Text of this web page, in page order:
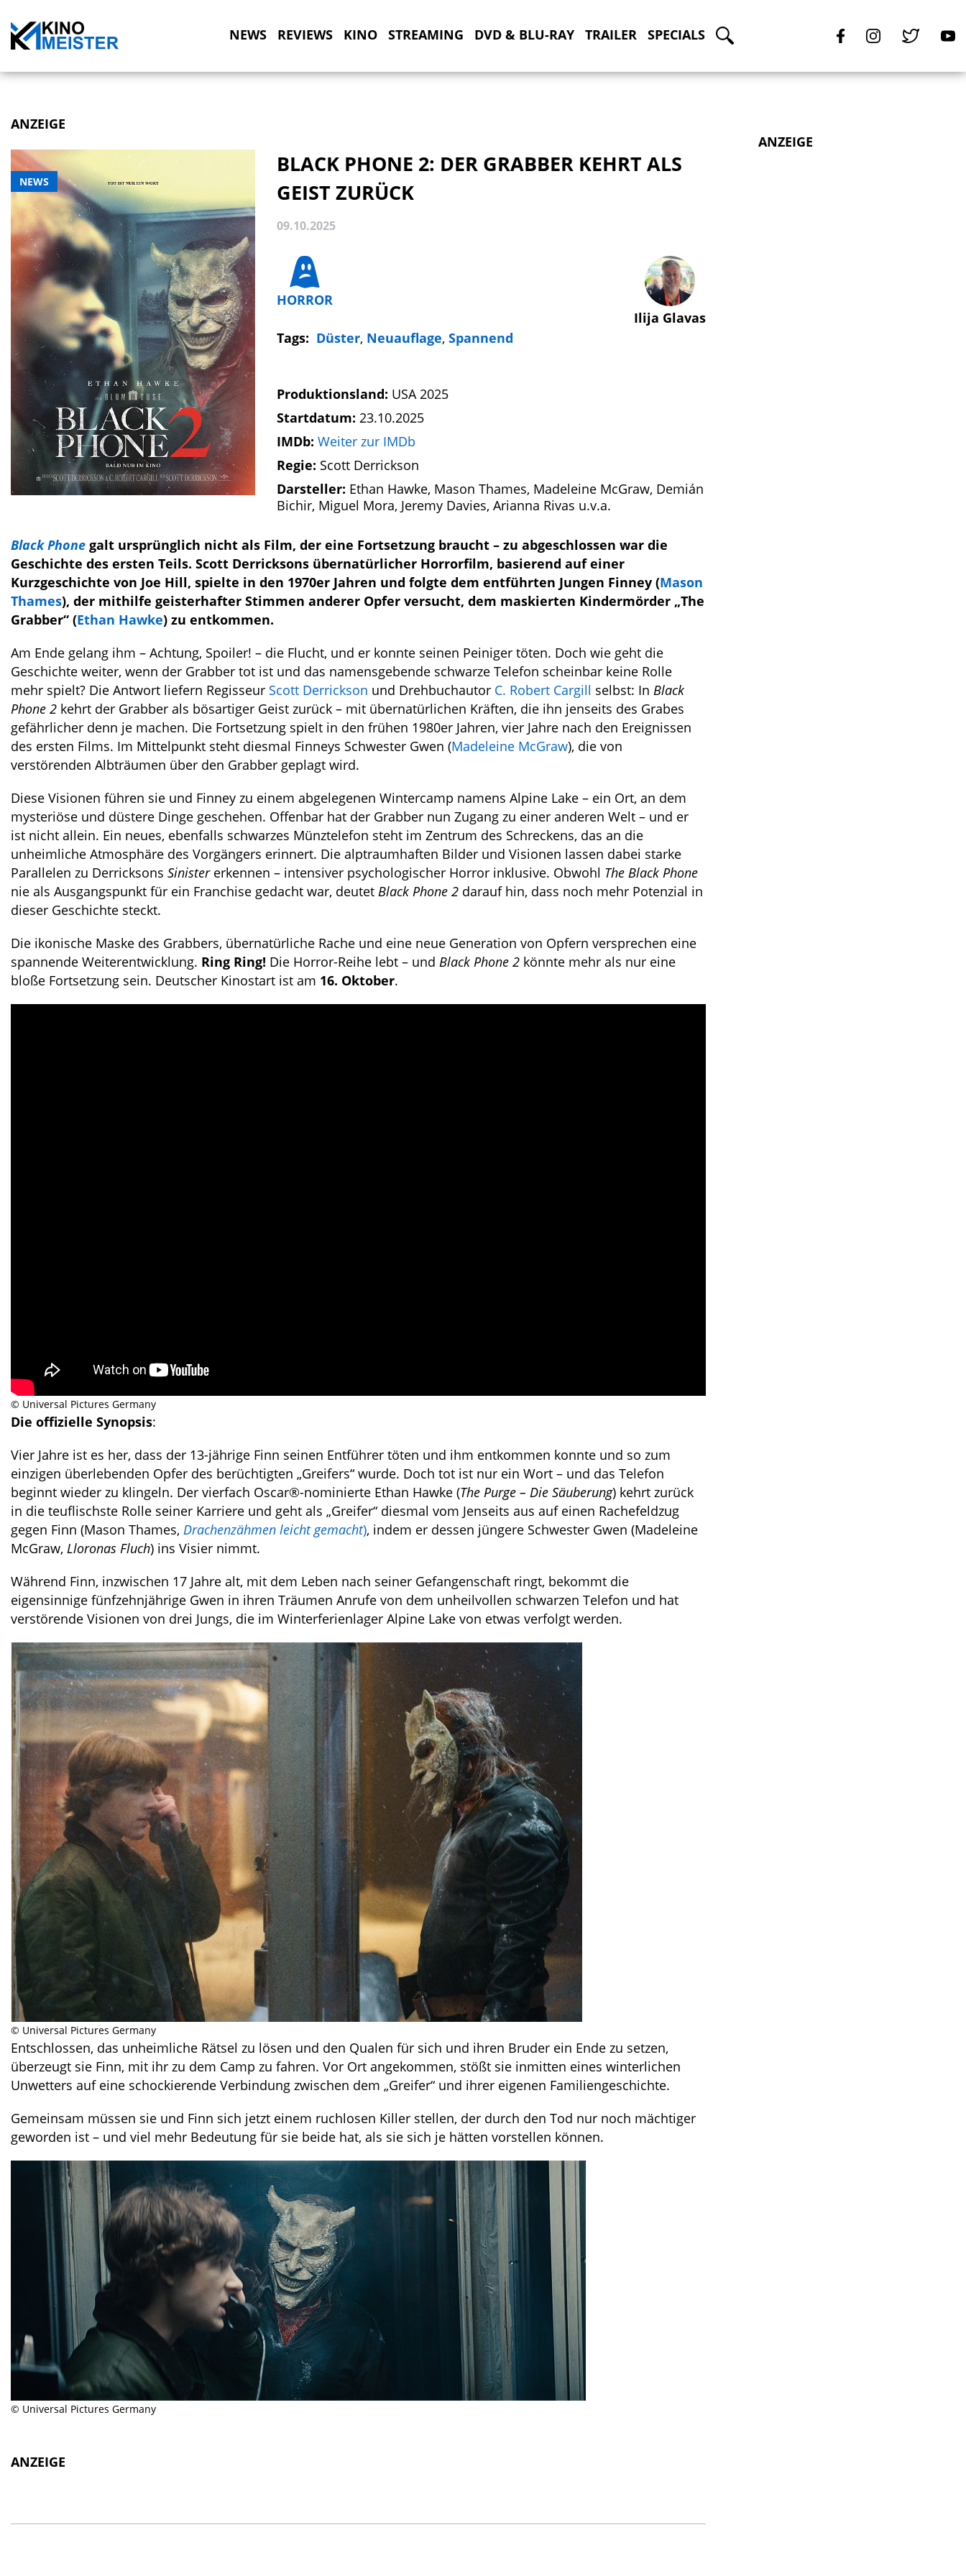
NEWS REVIEWS KINO STREAMING DVD & BLU-RAY TRAILER SPECIALS
ANZEIGE
NEWS
BLACK PHONE 2: DER GRABBER KEHRT ALS
GEIST ZURÜCK
09.10.2025
HORROR
Tags: Düster, Neuauflage, Spannend
Ilija Glavas
Produktionsland: USA 2025
Startdatum: 23.10.2025
IMDb: Weiter zur IMDb
Regie: Scott Derrickson
Darsteller: Ethan Hawke, Mason Thames, Madeleine McGraw, Demián
Bichir, Miguel Mora, Jeremy Davies, Arianna Rivas u.v.a.
Black Phone galt ursprünglich nicht als Film, der eine Fortsetzung braucht – zu abgeschlossen war die
Geschichte des ersten Teils. Scott Derricksons übernatürlicher Horrorfilm, basierend auf einer
Kurzgeschichte von Joe Hill, spielte in den 1970er Jahren und folgte dem entführten Jungen Finney (Mason
Thames), der mithilfe geisterhafter Stimmen anderer Opfer versucht, dem maskierten Kindermörder „The
Grabber“ (Ethan Hawke) zu entkommen.
Am Ende gelang ihm – Achtung, Spoiler! – die Flucht, und er konnte seinen Peiniger töten. Doch wie geht die
Geschichte weiter, wenn der Grabber tot ist und das namensgebende schwarze Telefon scheinbar keine Rolle
mehr spielt? Die Antwort liefern Regisseur Scott Derrickson und Drehbuchautor C. Robert Cargill selbst: In Black
Phone 2 kehrt der Grabber als bösartiger Geist zurück – mit übernatürlichen Kräften, die ihn jenseits des Grabes
gefährlicher denn je machen. Die Fortsetzung spielt in den frühen 1980er Jahren, vier Jahre nach den Ereignissen
des ersten Films. Im Mittelpunkt steht diesmal Finneys Schwester Gwen (Madeleine McGraw), die von
verstörenden Albträumen über den Grabber geplagt wird.
Diese Visionen führen sie und Finney zu einem abgelegenen Wintercamp namens Alpine Lake – ein Ort, an dem
mysteriöse und düstere Dinge geschehen. Offenbar hat der Grabber nun Zugang zu einer anderen Welt – und er
ist nicht allein. Ein neues, ebenfalls schwarzes Münztelefon steht im Zentrum des Schreckens, das an die
unheimliche Atmosphäre des Vorgängers erinnert. Die alptraumhaften Bilder und Visionen lassen dabei starke
Parallelen zu Derricksons Sinistererkennen – intensiver psychologischer Horror inklusive. Obwohl The Black Phone
nie als Ausgangspunkt für ein Franchise gedacht war, deutet Black Phone 2 darauf hin, dass noch mehr Potenzial in
dieser Geschichte steckt.
Die ikonische Maske des Grabbers, übernatürliche Rache und eine neue Generation von Opfern versprechen eine
spannende Weiterentwicklung. Ring Ring! Die Horror-Reihe lebt – und Black Phone 2 könnte mehr als nur eine
bloße Fortsetzung sein. Deutscher Kinostart ist am 16. Oktober.
© Universal Pictures Germany
Die offizielle Synopsis:
Vier Jahre ist es her, dass der 13-jährige Finn seinen Entführer töten und ihm entkommen konnte und so zum
einzigen überlebenden Opfer des berüchtigten „Greifers“ wurde. Doch tot ist nur ein Wort – und das Telefon
beginnt wieder zu klingeln. Der vierfach Oscar®-nominierte Ethan Hawke (The Purge – Die Säuberung) kehrt zurück
in die teuflischste Rolle seiner Karriere und geht als „Greifer“ diesmal vom Jenseits aus auf einen Rachefeldzug
gegen Finn (Mason Thames, Drachenzähmen leicht gemacht), indem er dessen jüngere Schwester Gwen (Madeleine
McGraw, Lloronas Fluch) ins Visier nimmt.
Während Finn, inzwischen 17 Jahre alt, mit dem Leben nach seiner Gefangenschaft ringt, bekommt die
eigensinnige fünfzehnjährige Gwen in ihren Träumen Anrufe von dem unheilvollen schwarzen Telefon und hat
verstörende Visionen von drei Jungs, die im Winterferienlager Alpine Lake von etwas verfolgt werden.
©️ Universal Pictures Germany
Entschlossen, das unheimliche Rätsel zu lösen und den Qualen für sich und ihren Bruder ein Ende zu setzen,
überzeugt sie Finn, mit ihr zu dem Camp zu fahren. Vor Ort angekommen, stößt sie inmitten eines winterlichen
Unwetters auf eine schockierende Verbindung zwischen dem „Greifer“ und ihrer eigenen Familiengeschichte.
Gemeinsam müssen sie und Finn sich jetzt einem ruchlosen Killer stellen, der durch den Tod nur noch mächtiger
geworden ist – und viel mehr Bedeutung für sie beide hat, als sie sich je hätten vorstellen können.
© Universal Pictures Germany
ANZEIGE
ANZEIGE